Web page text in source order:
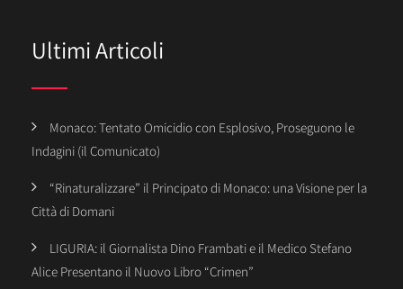
Ultimi Articoli
Monaco: Tentato Omicidio con Esplosivo, Proseguono le
Indagini (il Comunicato)
“Rinaturalizzare” il Principato di Monaco: una Visione per la
Città di Domani
LIGURIA: il Giornalista Dino Frambati e il Medico Stefano
Alice Presentano il Nuovo Libro “Crimen”